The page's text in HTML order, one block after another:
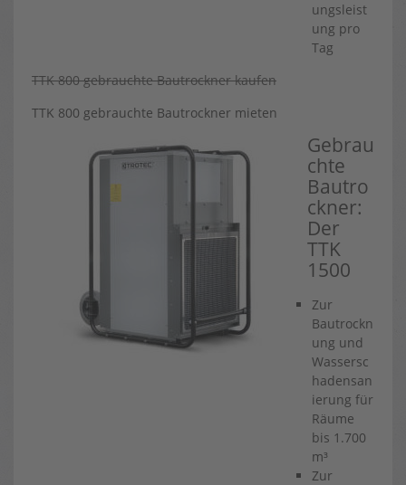
ungsleist
ung pro
Tag
TTK 800 gebrauchte Bautrockner kaufen
TTK 800 gebrauchte Bautrockner mieten
Gebrau
chte
Bautro
ckner:
Der
TTK
1500
Zur
Bautrockn
ung und
Wassersc
hadensan
ierung für
Räume
bis 1.700
m³
Zur